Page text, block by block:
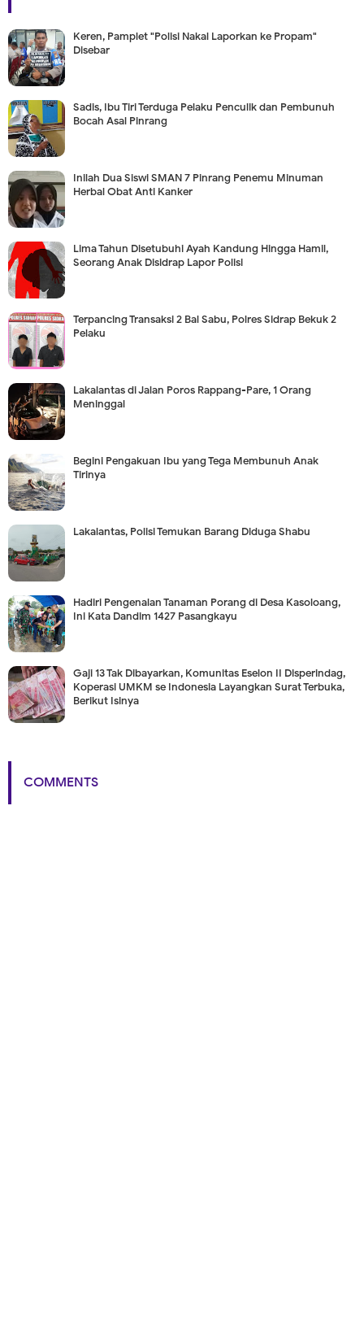
Keren, Pamplet "Polisi Nakal Laporkan ke Propam"
Disebar
Sadis, Ibu Tiri Terduga Pelaku Penculik dan Pembunuh
Bocah Asal Pinrang
Inilah Dua Siswi SMAN 7 Pinrang Penemu Minuman
Herbal Obat Anti Kanker
Lima Tahun Disetubuhi Ayah Kandung Hingga Hamil,
Seorang Anak Disidrap Lapor Polisi
Terpancing Transaksi 2 Bal Sabu, Polres Sidrap Bekuk 2
Pelaku
Lakalantas di Jalan Poros Rappang-Pare, 1 Orang
Meninggal
Begini Pengakuan Ibu yang Tega Membunuh Anak
Tirinya
Lakalantas, Polisi Temukan Barang Diduga Shabu
Hadiri Pengenalan Tanaman Porang di Desa Kasoloang,
Ini Kata Dandim 1427 Pasangkayu
Gaji 13 Tak Dibayarkan, Komunitas Eselon II Disperindag,
Koperasi UMKM se Indonesia Layangkan Surat Terbuka,
Berikut Isinya
COMMENTS